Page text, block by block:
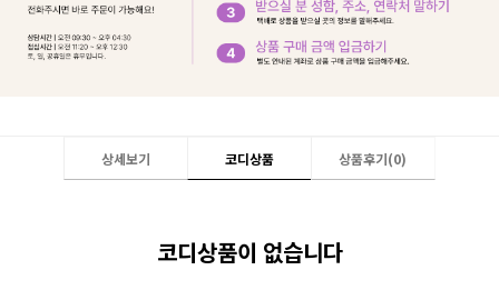
상세보기 코디상품 상품후기(0)
코디상품이 없습니다